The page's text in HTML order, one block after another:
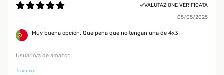
VALUTAZIONE VERIFICATA
05/05/2025
Muy buena opción. Que pena que no tengan una de 4x3
Usuario/a de amazon
Tradurre